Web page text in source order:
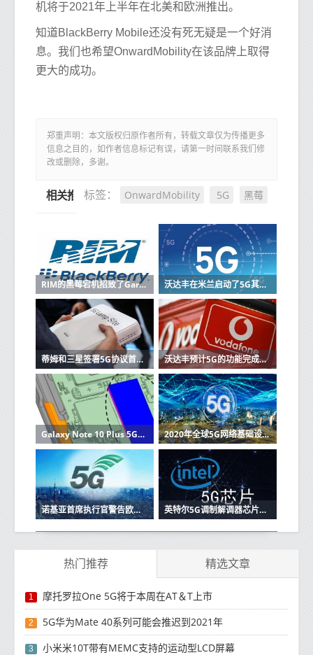
机将于2021年上半年在北美和欧洲推出。
知道BlackBerry Mobile还没有死无疑是一个好消
息。我们也希望OnwardMobility在该品牌上取得
更大的成功。
郑重声明：本文版权归原作者所有，转载文章仅为传播更多
信息之目的，如作者信息标记有误，请第一时间联系我们修
改或删除，多谢。
标签： OnwardMobility 5G 黑莓
相关推荐
RIM的黑莓宕机招致了Gartner的批评 沃达丰在米兰启动了5G其他城市计划于2019年启动
蒂姆和三星签署5G协议首批设备已在2019年 沃达丰预计5G的功能完成窄带物联网系统的覆盖
Galaxy Note 10 Plus 5G拆解显示三星从Apple获取了一页 2020年全球5G网络基础设施的收入将达到42亿美元
诺基亚首席执行官警告欧洲5G实施将推迟 英特尔5G调制解调器芯片要到2020年才能上市 可能会推迟5G iPhone
热门推荐 精选文章
1 摩托罗拉One 5G将于本周在AT＆T上市
2 5G华为Mate 40系列可能会推迟到2021年
3 小米米10T带有MEMC支持的运动型LCD屏幕